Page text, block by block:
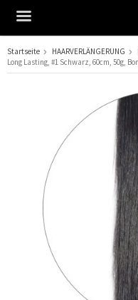
Das Produkt
Startseite HAARVERLÄNGERUNG
Long Lasting, #1 Schwarz, 60cm, 50g,